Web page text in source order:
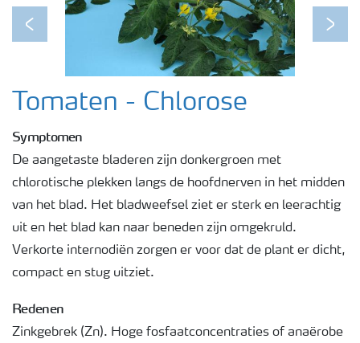
Previous Next
Tomaten - Chlorose
Symptomen
De aangetaste bladeren zijn donkergroen met
chlorotische plekken langs de hoofdnerven in het midden
van het blad. Het bladweefsel ziet er sterk en leerachtig
uit en het blad kan naar beneden zijn omgekruld.
Verkorte internodiën zorgen er voor dat de plant er dicht,
compact en stug uitziet.
Redenen
Zinkgebrek (Zn). Hoge fosfaatconcentraties of anaërobe